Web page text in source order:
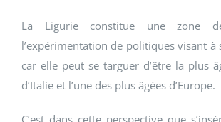
La Ligurie constitue une zone
l’expérimentation de politiques visant à
car elle peut se targuer d’être la plus
d’Italie et l’une des plus âgées d’Europe.
C’est dans cette perspective que